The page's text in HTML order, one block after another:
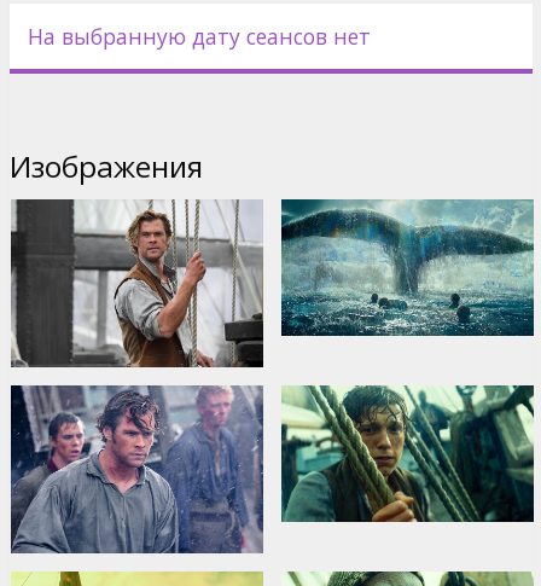
В главных ролях: Крис Хемсворт ("Мстители", "Гонка", "Тор"),
Бенджамин Уокер ("Президент Линкольн: Охотник на
вампиров"), Киллиан Мерфи ("Трон: Наследие", "Темный
Фильм на английском языке с субтитрами на латышском и
русском языках.
Дистрибьютор: Acme Film SIA
Pежиссер :
Ron Howard
В ролях: Chris Hemsworth,Benjamin Walker,Cillian Murphy,Ben
Whishaw,Tom Holland,Brendan Gleeson
Сайты: IMDB,Официальный сайт,Facebook
На выбранную дату сеансов нет
Изображения